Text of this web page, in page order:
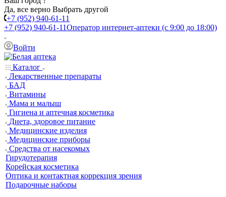
Да, все верно Выбрать другой
+7 (952) 940-61-11
+7 (952) 940-61-11Оператор интернет-аптеки (с 9:00 до 18:00)
Войти
Каталог
Лекарственные препараты
БАД
Витамины
Мама и малыш
Гигиена и аптечная косметика
Диета, здоровое питание
Медицинские изделия
Медицинские приборы
Средства от насекомых
Гирудотерапия
Корейская косметика
Оптика и контактная коррекция зрения
Подарочные наборы